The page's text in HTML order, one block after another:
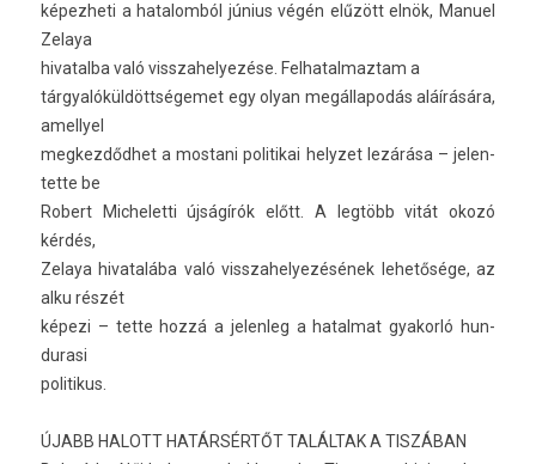
képez­heti a hatalom­ból június végén elűzött elnök, Manu­el
Zelaya
hivatal­ba való visszahelyezése. Fel­hatal­maztam a
tárgyalóküldöttségemet egy olyan megál­lapodás aláírására,
amel­lyel
meg­kezdőd­het a mos­tani politikai helyzet lezárása – jelen­
tette be
Robert Mic­helet­ti újságírók előtt. A legtöbb vitát okozó
kérdés,
Zelaya hivatalába való visszahelyezésének lehetősége, az
alku részét
képezi – tette hozzá a jelen­leg a hatal­mat gyakorló hun­
durasi
politikus.
ÚJABB HALOTT HATÁRSÉRTŐT TALÁLTAK A TISZÁBAN